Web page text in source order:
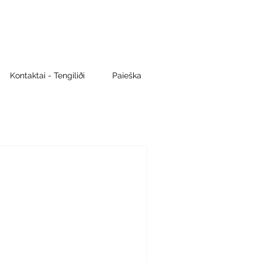
Kontaktai - Tengiliði Paieška